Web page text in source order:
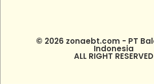
© 2026 zonaebt.com - PT
Indonesia
ALL RIGHT RESERVED